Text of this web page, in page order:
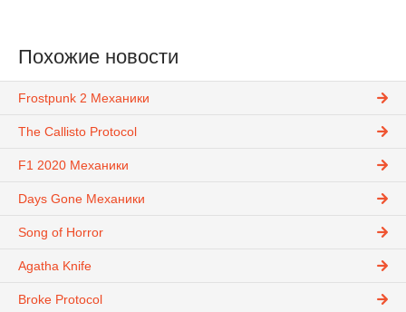
Похожие новости
Frostpunk 2 Механики
The Callisto Protocol
F1 2020 Механики
Days Gone Механики
Song of Horror
Agatha Knife
Broke Protocol